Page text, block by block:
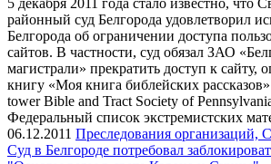
районный суд Белгорода удовлетворил
Белгорода об ограничении доступа
сайтов. В частности, суд обязал ЗАО
магистрали» прекратить доступ к сайту,
книгу «Моя книга библейских рассказов»
tower Bible and Tract Society of
Федеральный список экстремистских
06.12.2011 Преследования
Суд в Белгороде потребовал